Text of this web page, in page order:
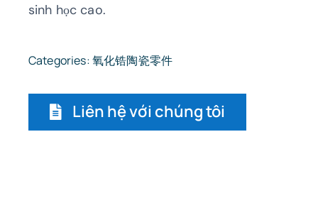
sinh học cao.
Categories:氧化锆陶瓷零件
Liên hệ với chúng tôi